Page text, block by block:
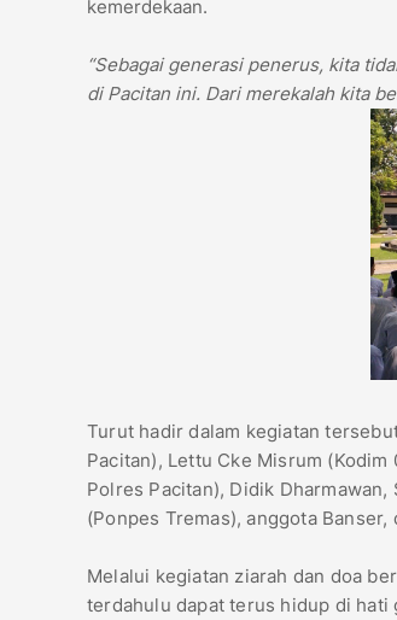
kemerdekaan.
“Sebagai generasi penerus, kita
di Pacitan ini. Dari merekalah kita
Turut hadir dalam kegiatan
Pacitan), Lettu Cke Misrum
Polres Pacitan), Didik
(Ponpes Tremas), anggota
Melalui kegiatan ziarah dan doa
terdahulu dapat terus hidup di hati